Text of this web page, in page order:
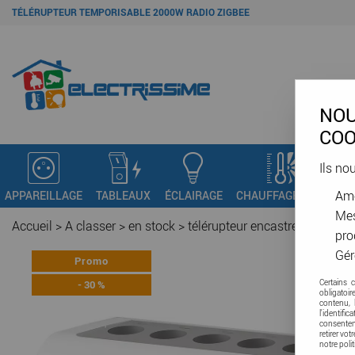
TÉLÉRUPTEUR TEMPORISABLE 2000W RADIO ZIGBEE
APPAREILLAGE TABLEAUX ÉCLAIRAGE CHAUFFAGE - VMC
Accueil >A classer >en stock >télérupteur encastré 2000w
Promo
-30%
Ils
Certains
contenu,
retirer
notre